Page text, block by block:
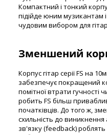
Компактний і тонкий
підійде юним музикантам
чудовим вибором для
Зменшений
Корпус гітар серії FS на
забезпечує покращений
помітної втрати гучності
робить FS більш
початківців. До того ж,
схильність до
зв'язку (feedback) роблять